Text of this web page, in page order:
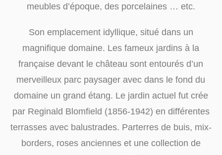
meubles d’époque, des porcelaines … etc.
Son emplacement idyllique, situé dans un
magnifique domaine. Les fameux jardins à la
française devant le château sont entourés d’un
merveilleux parc paysager avec dans le fond du
domaine un grand étang. Le jardin actuel fut crée
par Reginald Blomfield (1856-1942) en différentes
terrasses avec balustrades. Parterres de buis, mix-
borders, roses anciennes et une collection de